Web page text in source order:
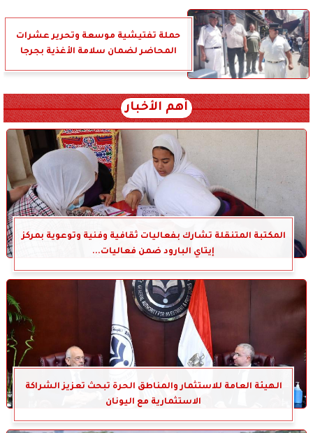
حملة تفتيشية موسعة وتحرير عشرات
المحاضر لضمان سلامة الأغذية بجرجا
أهم الأخبار
المكتبة المتنقلة تشارك بفعاليات ثقافية وفنية وتوعوية بمركز
إيتاي البارود ضمن فعاليات...
الهيئة العامة للاستثمار والمناطق الحرة تبحث تعزيز الشراكة
الاستثمارية مع اليونان